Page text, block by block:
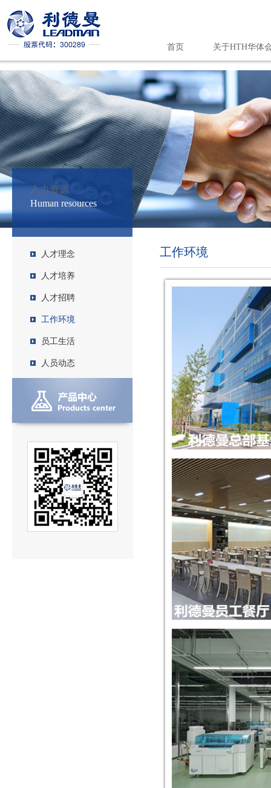
首页 关于HTH华体
人力资源
人力资源
Human resources
人才理念
人才培养
人才招聘
工作环境
员工生活
人员动态
工作环境